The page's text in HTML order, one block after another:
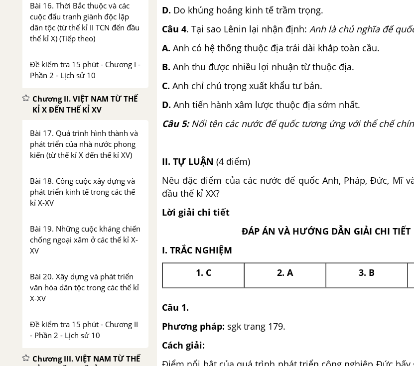
Bài 16. Thời Bắc thuộc và các
cuộc đấu tranh giành độc lập
dân tộc (từ thế kỉ II TCN đến đầu
thế kỉ X) (Tiếp theo)
Đề kiểm tra 15 phút - Chương I -
Phần 2 - Lịch sử 10
Chương II. VIỆT NAM TỪ THẾ
KỈ X ĐẾN THẾ KỈ XV
Bài 17. Quá trình hình thành và
phát triển của nhà nước phong
kiến (từ thế kỉ X đến thế kỉ XV)
Bài 18. Công cuộc xây dựng và
phát triển kinh tế trong các thế
kỉ X-XV
Bài 19. Những cuộc kháng chiến
chống ngoại xâm ở các thế kỉ X-
XV
Bài 20. Xây dựng và phát triển
văn hóa dân tộc trong các thế kỉ
X-XV
Đề kiểm tra 15 phút - Chương II
- Phần 2 - Lịch sử 10
Chương III. VIỆT NAM TỪ THẾ
D. Do khủng hoảng kinh tế trầm trọng.
Câu 4. Tại sao Lênin lại nhận định: Anh là chủ nghĩa đế
A. Anh có hệ thống thuộc địa trải dài khắp toàn cầu.
B. Anh thu được nhiều lợi nhuận từ thuộc địa.
C. Anh chỉ chú trọng xuất khẩu tư bản.
D. Anh tiến hành xâm lược thuộc địa sớm nhất.
Câu 5:Nối tên các nước đế quốc tương ứng với thể chế
II. TỰ LUẬN (4 điểm)
Nêu đặc điểm của các nước đế quốc Anh, Pháp, Đức, Mĩ
đầu thế kỉ XX?
Lời giải chi tiết
ĐÁP ÁN VÀ HƯỚNG DẪN GIẢI CHI TIẾT
I. TRẮC NGHIỆM
1. C
2. A 3. B
Câu 1.
Phương pháp: sgk trang 179.
Cách giải: